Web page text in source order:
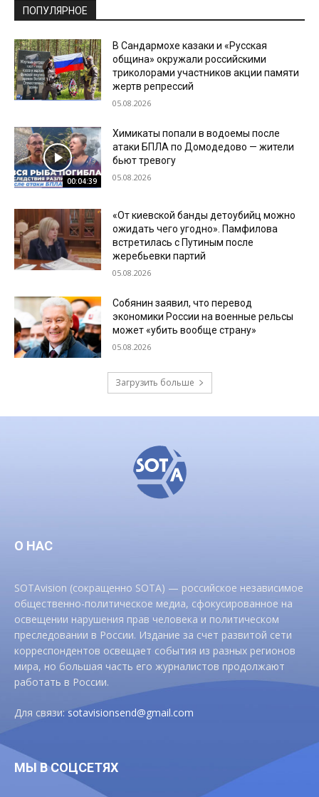
ПОПУЛЯРНОЕ
В Сандармохе казаки и «Русская
община» окружали российскими
триколорами участников акции памяти
жертв репрессий
05.08.2026
00:04:39
Химикаты попали в водоемы после
атаки БПЛА по Домодедово — жители
бьют тревогу
05.08.2026
«От киевской банды детоубийц можно
ожидать чего угодно». Памфилова
встретилась с Путиным после
жеребьевки партий
05.08.2026
Собянин заявил, что перевод
экономики России на военные рельсы
может «убить вообще страну»
05.08.2026
Загрузить больше
О НАС
SOTAvision (сокращенно SOTA) — российское независимое
общественно-политическое медиа, сфокусированное на
освещении нарушения прав человека и политическом
преследовании в России. Издание за счет развитой сети
корреспондентов освещает события из разных регионов
мира, но большая часть его журналистов продолжают
работать в России.
Для связи:sotavisionsend@gmail.com
МЫ В СОЦСЕТЯХ